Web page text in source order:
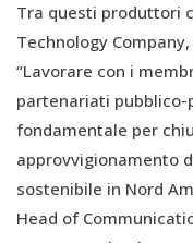
Tra questi produttori
Technology
“Lavorare con i
partenariati
fondamentale per
approvvigionamento
sostenibile in Nord
Head of